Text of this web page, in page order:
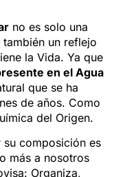
no es solo una
un reflejo
la Vida. Ya que
en el Agua
que se ha
de años. Como
del Origen.
su composición es
más a nosotros
Organiza,